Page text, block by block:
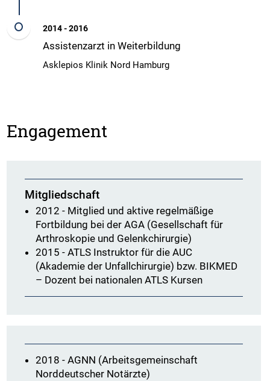
2014 - 2016
Assistenzarzt in Weiterbildung
Asklepios Klinik Nord Hamburg
Engagement
Mitgliedschaft
2012 - Mitglied und aktive regelmäßige
Fortbildung bei der AGA (Gesellschaft für
Arthroskopie und Gelenkchirurgie)
2015 -ATLS Instruktor für die AUC
(Akademie der Unfallchirurgie) bzw. BIKMED
– Dozent bei nationalen ATLS Kursen
2018 -AGNN (Arbeitsgemeinschaft
Norddeutscher Notärzte)